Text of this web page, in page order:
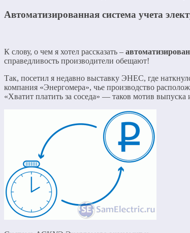
Автоматизированная система учета
К слову, о чем я хотел рассказать –
справедливость производители обещают!
Так, посетил я недавно выставку ЭНЕС, где
компания «Энергомера», чье производство
«Хватит платить за соседа» — таков мотив